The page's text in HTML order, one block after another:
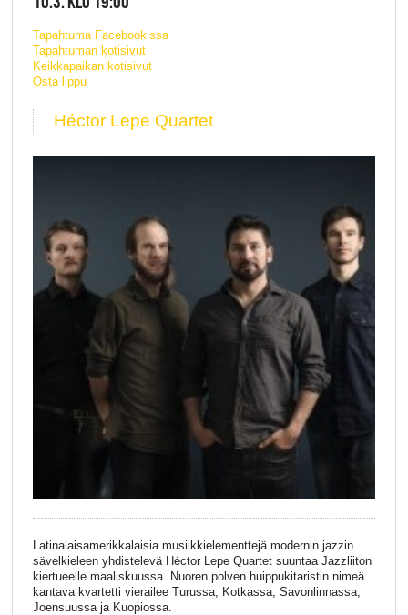
Tapahtuma Facebookissa
Tapahtuman kotisivut
Keikkapaikan kotisivut
Osta lippu
Héctor Lepe Quartet
Latinalaisamerikkalaisia musiikkielementtejä modernin jazzin
sävelkieleen yhdistelevä Héctor Lepe Quartet suuntaa Jazzliiton
kiertueelle maaliskuussa. Nuoren polven huippukitaristin nimeä
kantava kvartetti vierailee Turussa, Kotkassa, Savonlinnassa,
Joensuussa ja Kuopiossa.